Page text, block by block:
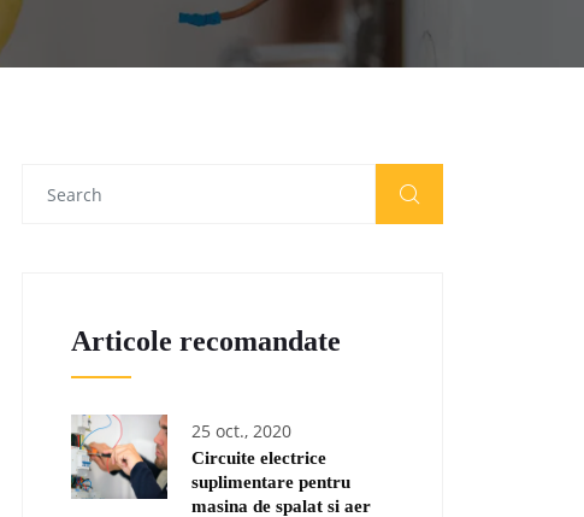
Articole recomandate
25 oct., 2020
Circuite electrice
suplimentare pentru
masina de spalat si aer